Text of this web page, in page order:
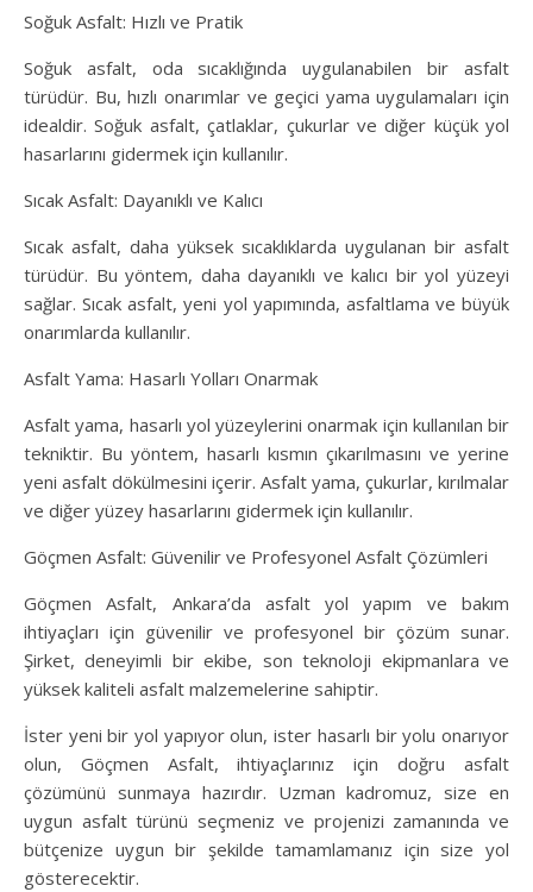
Soğuk Asfalt: Hızlı ve Pratik
Soğuk asfalt, oda sıcaklığında uygulanabilen bir asfalt
türüdür. Bu, hızlı onarımlar ve geçici yama uygulamaları için
idealdir. Soğuk asfalt, çatlaklar, çukurlar ve diğer küçük yol
hasarlarını gidermek için kullanılır.
Sıcak Asfalt: Dayanıklı ve Kalıcı
Sıcak asfalt, daha yüksek sıcaklıklarda uygulanan bir asfalt
türüdür. Bu yöntem, daha dayanıklı ve kalıcı bir yol yüzeyi
sağlar. Sıcak asfalt, yeni yol yapımında, asfaltlama ve büyük
onarımlarda kullanılır.
Asfalt Yama: Hasarlı Yolları Onarmak
Asfalt yama, hasarlı yol yüzeylerini onarmak için kullanılan bir
tekniktir. Bu yöntem, hasarlı kısmın çıkarılmasını ve yerine
yeni asfalt dökülmesini içerir. Asfalt yama, çukurlar, kırılmalar
ve diğer yüzey hasarlarını gidermek için kullanılır.
Göçmen Asfalt: Güvenilir ve Profesyonel Asfalt Çözümleri
Göçmen Asfalt, Ankara’da asfalt yol yapım ve bakım
ihtiyaçları için güvenilir ve profesyonel bir çözüm sunar.
Şirket, deneyimli bir ekibe, son teknoloji ekipmanlara ve
yüksek kaliteli asfalt malzemelerine sahiptir.
İster yeni bir yol yapıyor olun, ister hasarlı bir yolu onarıyor
olun, Göçmen Asfalt, ihtiyaçlarınız için doğru asfalt
çözümünü sunmaya hazırdır. Uzman kadromuz, size en
uygun asfalt türünü seçmeniz ve projenizi zamanında ve
bütçenize uygun bir şekilde tamamlamanız için size yol
gösterecektir.